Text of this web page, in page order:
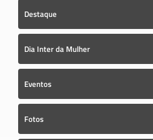
Destaque
Dia Inter da Mulher
Eventos
Fotos